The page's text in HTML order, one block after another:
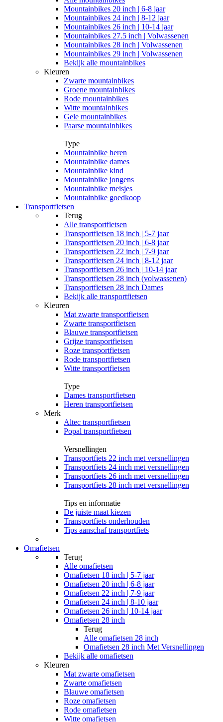
Mountainbikes 20 inch | 6-8 jaar
Mountainbikes 24 inch | 8-12 jaar
Mountainbikes 26 inch | 10-14 jaar
Mountainbikes 27.5 inch | Volwassenen
Mountainbikes 28 inch | Volwassenen
Mountainbikes 29 inch | Volwassenen
Bekijk alle mountainbikes
Kleuren
Zwarte mountainbikes
Groene mountainbikes
Rode mountainbikes
Witte mountainbikes
Gele mountainbikes
Paarse mountainbikes
Type
Mountainbike heren
Mountainbike dames
Mountainbike kind
Mountainbike jongens
Mountainbike meisjes
Mountainbike goedkoop
Transportfietsen
Terug
Alle transportfietsen
Transportfietsen 18 inch | 5-7 jaar
Transportfietsen 20 inch | 6-8 jaar
Transportfietsen 22 inch | 7-9 jaar
Transportfietsen 24 inch | 8-12 jaar
Transportfietsen 26 inch | 10-14 jaar
Transportfietsen 28 inch (volwassenen)
Transportfietsen 28 inch Dames
Bekijk alle transportfietsen
Kleuren
Mat zwarte transportfietsen
Zwarte transportfietsen
Blauwe transportfietsen
Grijze transportfietsen
Roze transportfietsen
Rode transportfietsen
Witte transportfietsen
Type
Dames transportfietsen
Heren transportfietsen
Merk
Altec transportfietsen
Popal transportfietsen
Versnellingen
Transportfiets 22 inch met versnellingen
Transportfiets 24 inch met versnellingen
Transportfiets 26 inch met versnellingen
Transportfiets 28 inch met versnellingen
Tips en informatie
De juiste maat kiezen
Transportfiets onderhouden
Tips aanschaf transportfiets
Omafietsen
Terug
Alle omafietsen
Omafietsen 18 inch | 5-7 jaar
Omafietsen 20 inch | 6-8 jaar
Omafietsen 22 inch | 7-9 jaar
Omafietsen 24 inch | 8-10 jaar
Omafietsen 26 inch | 10-14 jaar
Omafietsen 28 inch
Terug
Alle omafietsen 28 inch
Omafietsen 28 inch Met Versnellingen
Bekijk alle omafietsen
Kleuren
Mat zwarte omafietsen
Zwarte omafietsen
Blauwe omafietsen
Roze omafietsen
Rode omafietsen
Witte omafietsen